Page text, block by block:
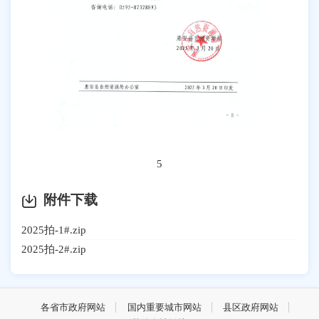
5
附件下载
2025拍-1#.zip
2025拍-2#.zip
各省市政府网站 国内重要城市网站
县区政府网站